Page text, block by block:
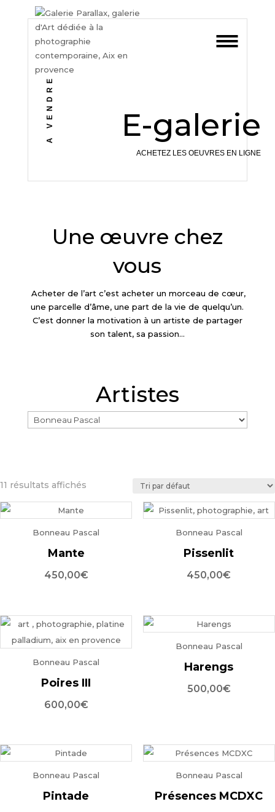
A VENDRE E-galerie
ACHETEZ LES OEUVRES EN LIGNE
Une œuvre chez
vous
Acheter de l’art c’est acheter un morceau de cœur,
une parcelle d’âme, une part de la vie de quelqu’un.
C’est donner la motivation à un artiste de partager
son talent, sa passion…
Artistes
11 résultats affichés
Bonneau Pascal
Mante
450,00€
Bonneau Pascal
Pissenlit
450,00€
Bonneau Pascal
Poires III
600,00€
Bonneau Pascal
Harengs
500,00€
Bonneau Pascal
Pintade
Bonneau Pascal
Présences MCDXC